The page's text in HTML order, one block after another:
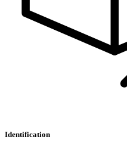
Identification